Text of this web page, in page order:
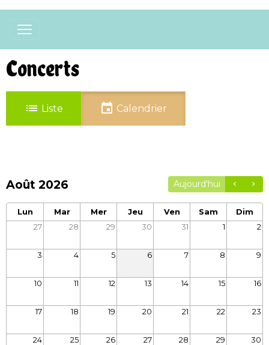
Concerts
Liste Calendrier
Août 2026 Aujourd'hui
Lun Mar Mer Jeu Ven Sam
Dim
27
28 29 30 31 1 2
3 4 5 6 7 8 9
10 11 12 13 14 15 16
17 18 19 20 21 22 23
24 25 26 27 28 29 30